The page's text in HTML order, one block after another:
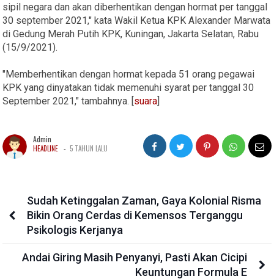
sipil negara dan akan diberhentikan dengan hormat per tanggal
30 september 2021," kata Wakil Ketua KPK Alexander Marwata
di Gedung Merah Putih KPK, Kuningan, Jakarta Selatan, Rabu
(15/9/2021).
"Memberhentikan dengan hormat kepada 51 orang pegawai
KPK yang dinyatakan tidak memenuhi syarat per tanggal 30
September 2021," tambahnya. [suara]
Admin
HEADLINE - 5 TAHUN LALU
Sudah Ketinggalan Zaman, Gaya Kolonial Risma
Bikin Orang Cerdas di Kemensos Terganggu
Psikologis Kerjanya
Andai Giring Masih Penyanyi, Pasti Akan Cicipi
Keuntungan Formula E